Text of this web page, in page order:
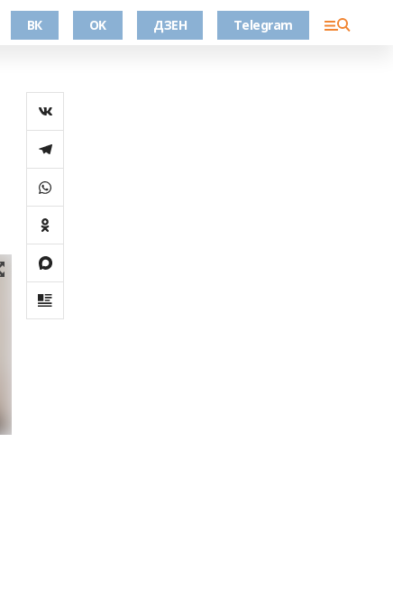
ВК OK ДЗЕН Telegram